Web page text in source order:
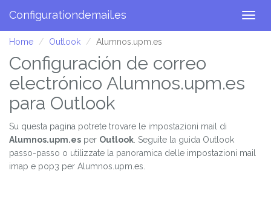
Configurationdemail.es
Home Outlook Alumnos.upm.es
Configuración de correo
electrónico Alumnos.upm.es
para Outlook
Su questa pagina potrete trovare le impostazioni mail di
Alumnos.upm.es per Outlook . Seguite la guida Outlook
passo-passo o utilizzate la panoramica delle impostazioni mail
imap e pop3 per Alumnos.upm.es.